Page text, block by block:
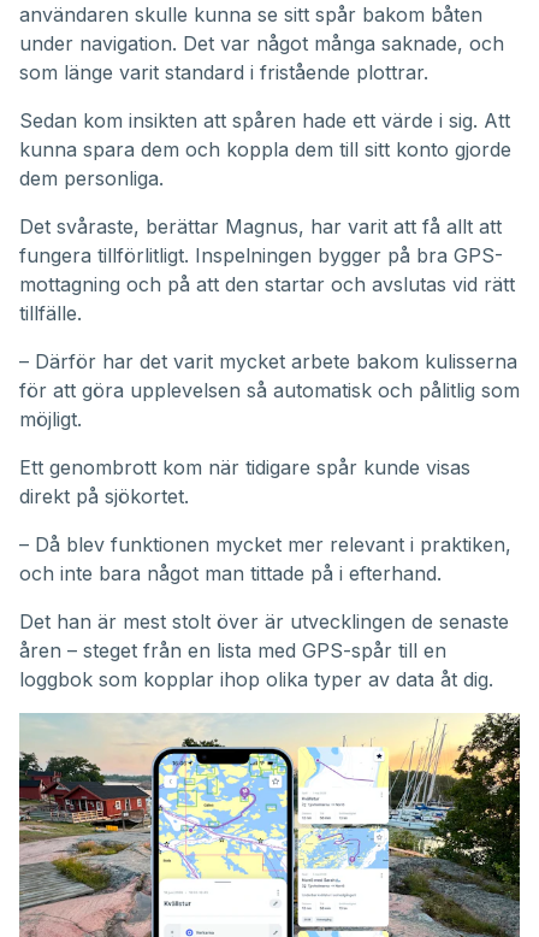
användaren skulle kunna se sitt spår bakom båten
under navigation. Det var något många saknade, och
som länge varit standard i fristående plottrar.
Sedan kom insikten att spåren hade ett värde i sig. Att
kunna spara dem och koppla dem till sitt konto gjorde
dem personliga.
Det svåraste, berättar Magnus, har varit att få allt att
fungera tillförlitligt. Inspelningen bygger på bra GPS-
mottagning och på att den startar och avslutas vid rätt
tillfälle.
– Därför har det varit mycket arbete bakom kulisserna
för att göra upplevelsen så automatisk och pålitlig som
möjligt.
Ett genombrott kom när tidigare spår kunde visas
direkt på sjökortet.
– Då blev funktionen mycket mer relevant i praktiken,
och inte bara något man tittade på i efterhand.
Det han är mest stolt över är utvecklingen de senaste
åren – steget från en lista med GPS-spår till en
loggbok som kopplar ihop olika typer av data åt dig.